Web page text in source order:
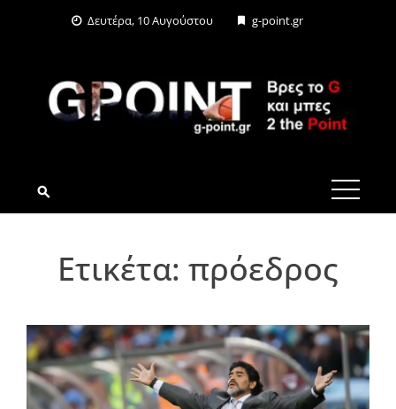
Δευτέρα, 10 Αυγούστου g-point.gr
G-POINT.GR
Ετικέτα: πρόεδρος